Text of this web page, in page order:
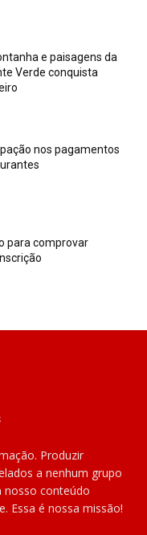
e paisagens da
Verde conquista
nos pagamentos
para comprovar
Produzir
a nenhum grupo
nosso conteúdo
Essa é nossa missão!